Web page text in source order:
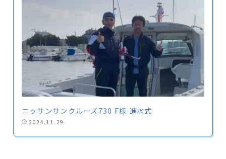
ニッサンサンクルーズ730 F様 進水式
2024.11.29